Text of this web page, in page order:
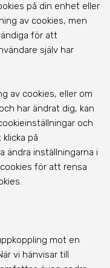
på din enhet eller
av cookies, men
för att
själv har
av cookies, eller om
har ändrat dig, kan
och
på
ändra inställningarna i
för att rensa
mot en
vi hänvisar till